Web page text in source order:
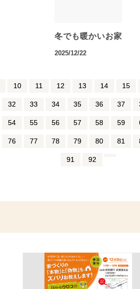
冬でも暖かいお家
2025/12/22
10 11 12 13 14 15
32 33 34 35 36 37
54 55 56 57 58 59
76 77 78 79 80 81
91 92